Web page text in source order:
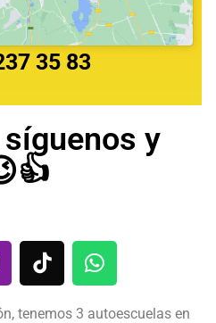
35 83
y
tenemos 3 autoescuelas en